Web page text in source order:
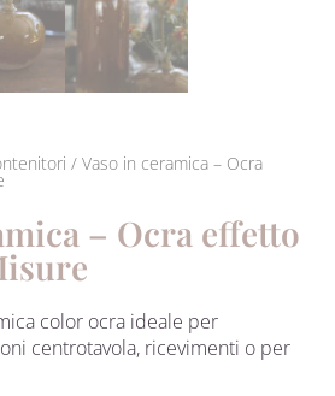
/ Vaso in ceramica – Ocra
– Ocra effetto
color ocra ideale per
centrotavola, ricevimenti o per